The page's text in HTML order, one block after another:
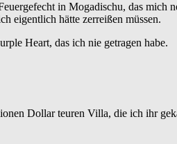
in Mogadischu, das
eigentlich hätte zerreißen müssen.
Heart, das ich nie getragen habe.
Dollar teuren Villa, die ich ihr